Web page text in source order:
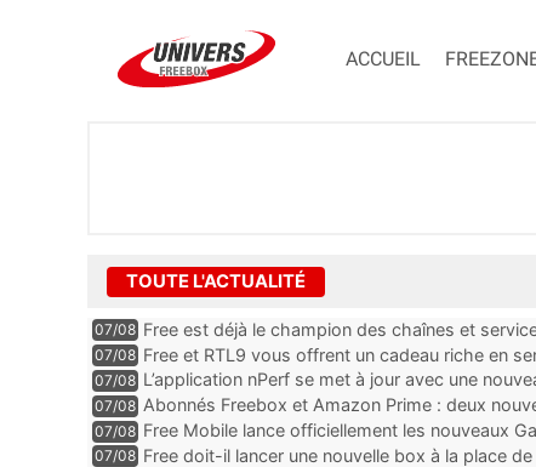
ACCUEIL
TOUTE L'ACTUALITÉ
07/08 Free est déjà le champion des chaînes et
encore au moin...
07/08 Free et RTL9 vous offrent un cadeau riche en
l’obtenir
07/08 L’application nPerf se met à jour avec une
Mobile, Orange, SFR ...
07/08 Abonnés Freebox et Amazon Prime : deux
07/08 Free Mobile lance officiellement les nouveaux
des promos et des cadeaux
07/08 Free doit-il lancer une nouvelle box à la place